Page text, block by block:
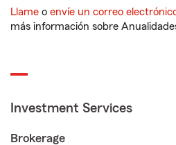
Llame o envíe un correo
más información sobre
Investment Services
Brokerage